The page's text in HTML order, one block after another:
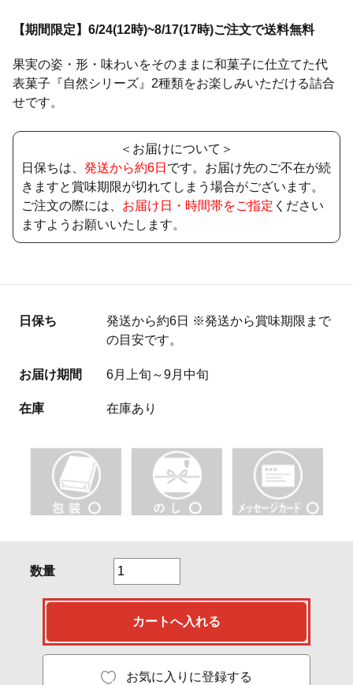
【期間限定】6/24(12時)~8/17(17時)ご注文で送料無料
果実の姿・形・味わいをそのままに和菓子に仕立てた代
表菓子『自然シリーズ』2種類をお楽しみいただける詰合
せです。
＜お届けについて＞
日保ちは、発送から約6日 です。お届け先のご不在が続
きますと賞味期限が切れてしまう場合がございます。
ご注文の際には、 お届け日・時間帯をご指定 ください
ますようお願いいたします。
日保ち
発送から約6日 ※発送から賞味期限まで
の目安です。
お届け期間 6月上旬～9月中旬
在庫 在庫あり
数量
お気に入りに登録する